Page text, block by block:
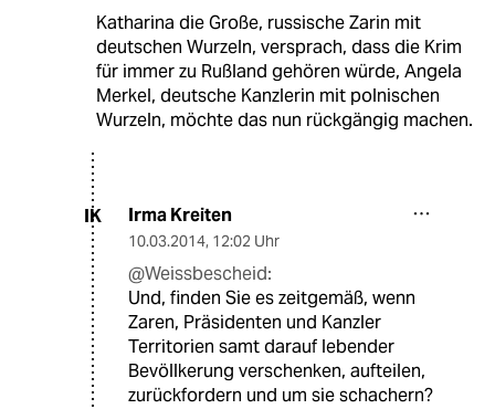
Katharina die Große, russische Zarin mit
deutschen Wurzeln, versprach, dass die Krim
für immer zu Rußland gehören würde, Angela
Merkel, deutsche Kanzlerin mit polnischen
Wurzeln, möchte das nun rückgängig machen.
IK Irma Kreiten
10.03.2014, 12:02 Uhr
@Weissbescheid:
Und, finden Sie es zeitgemäß, wenn
Zaren, Präsidenten und Kanzler
Territorien samt darauf lebender
Bevöllkerung verschenken, aufteilen,
zurückfordern und um sie schachern?